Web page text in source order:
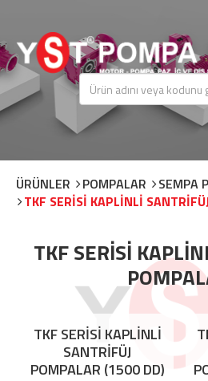
ÜRÜNLER POMPALAR
SEMPA
TKF SERİSİ KAPLİNLİ
TKF SERİSİ
TKF SERİSİ KAPLİNLİ
SANTRİFÜJ
POMPALAR (1500 DD)